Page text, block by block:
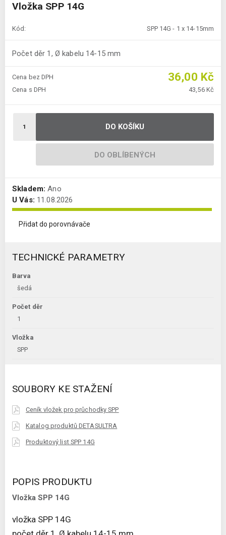
Vložka SPP 14G
Kód: SPP 14G - 1 x 14-15mm
Počet děr 1, Ø kabelu 14-15 mm
Cena bez DPH 36,00 Kč
Cena s DPH 43,56 Kč
DO KOŠÍKU
DO OBLÍBENÝCH
Skladem: Ano
U Vás: 11.08.2026
Přidat do porovnávače
TECHNICKÉ PARAMETRY
Barva
šedá
Počet děr
1
Vložka
SPP
SOUBORY KE STAŽENÍ
Ceník vložek pro průchodky SPP
Katalog produktů DETASULTRA
Produktový list SPP 14G
POPIS PRODUKTU
Vložka SPP 14G
vložka SPP 14G